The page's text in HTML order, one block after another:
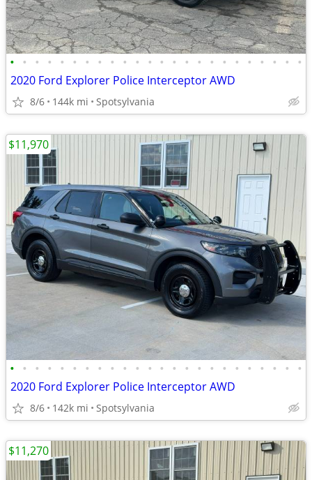
• • • • • • • • • • • • • • • • • • • • • • • •
2020 Ford Explorer Police Interceptor AWD
8/6 144k mi Spotsylvania
• • • • • • • • • • • • • • • • • • • • • • • •
2020 Ford Explorer Police Interceptor AWD
8/6 142k mi Spotsylvania
$11,970
$11,270